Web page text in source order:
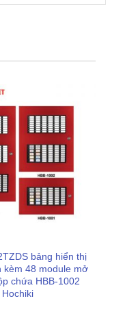
bảng hiển thị
kèm 48 module mở
chứa HBB-1002
Hochiki